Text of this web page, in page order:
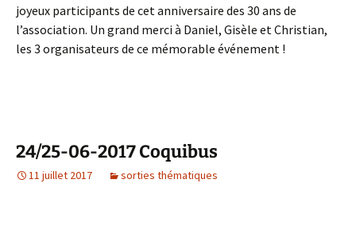
joyeux participants de cet anniversaire des 30 ans de
l’association. Un grand merci à Daniel, Gisèle et Christian,
les 3 organisateurs de ce mémorable événement !
24/25-06-2017 Coquibus
11 juillet 2017 sorties thématiques